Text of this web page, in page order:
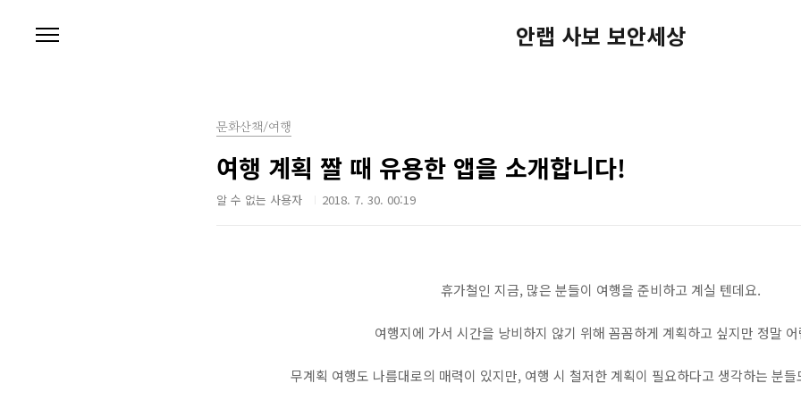
안랩 사보 보안세상
문화산책/여행
여행 계획 짤 때 유용한 앱을 소개합니다!
알 수 없는 사용자 2018. 7. 30. 00:19
휴가철인 지금, 많은 분들이 여행을 준비하고 계실 텐데요.
여행지에 가서 시간을 낭비하지 않기 위해 꼼꼼하게 계획하고 싶지만 정말
무계획 여행도 나름대로의 매력이 있지만, 여행 시 철저한 계획이 필요하다고 생각하는 분